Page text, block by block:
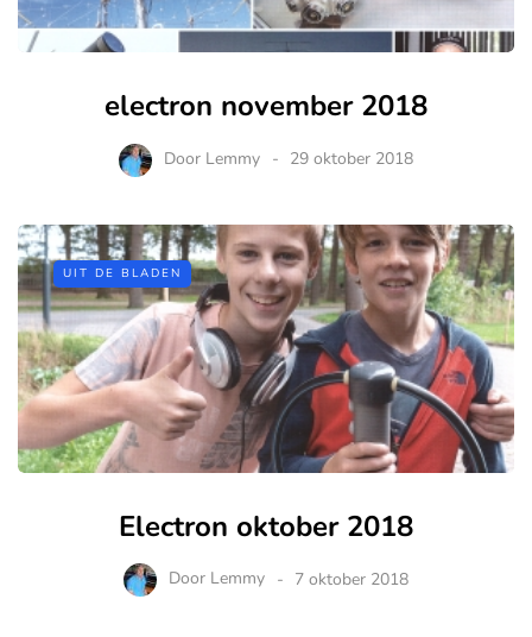
electron november 2018
Door Lemmy 29 oktober 2018
UIT DE BLADEN
Electron oktober 2018
Door Lemmy 7 oktober 2018